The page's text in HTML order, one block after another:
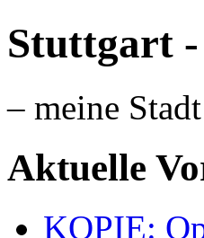
Stuttgart
– meine Stadt
Aktuelle
KOPIE: